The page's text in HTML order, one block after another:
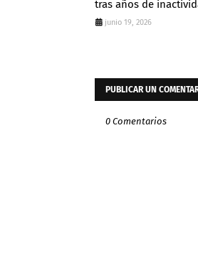
tras años de
junio 19, 2026
PUBLICAR UN
0 Comentarios